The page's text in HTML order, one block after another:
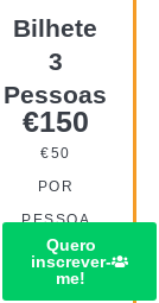
Bilhete
3
Pessoas
€150
€50
POR
PESSOA
Quero
inscrever-
me!